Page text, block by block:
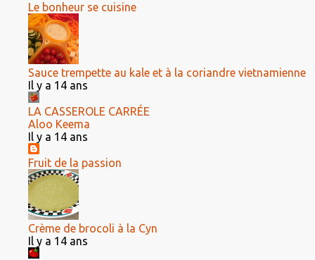
Le bonheur se cuisine
Sauce trempette au kale et à la coriandre vietnamienne
Il y a 14 ans
LA CASSEROLE CARRÉE
Aloo Keema
Il y a 14 ans
Fruit de la passion
Crème de brocoli à la Cyn
Il y a 14 ans